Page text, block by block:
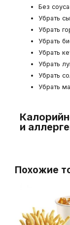
Без соуса
Убрать
Убрать
Убрать
Убрать
Убрать
Убрать
Убрать
и
Похожие